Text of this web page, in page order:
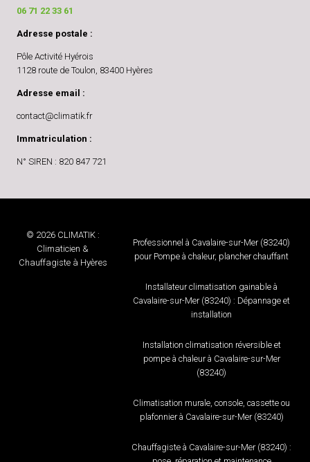
06 71 22 33 61
Adresse postale :
Pôle Activité Hyérois
1128 route de Toulon, 83400 Hyères
Adresse email :
contact@climatik.fr
Immatriculation :
N° SIREN : 820 847 721
© 2026 CLIMATIK :
Climaticien &
Chauffagiste à Hyères
Professionnel à Cavalaire-sur-Mer (83240)
pour Pompe à chaleur, plancher chauffant
Installateur climatisation gainable à
Cavalaire-sur-Mer (83240) : Dépannage et
installation
Installation climatisation réversible et
pompe à chaleur à Cavalaire-sur-Mer
(83240)
Climatisation murale, console, cassette ou
plafonnier à Cavalaire-sur-Mer (83240)
Chauffagiste à Cavalaire-sur-Mer (83240) :